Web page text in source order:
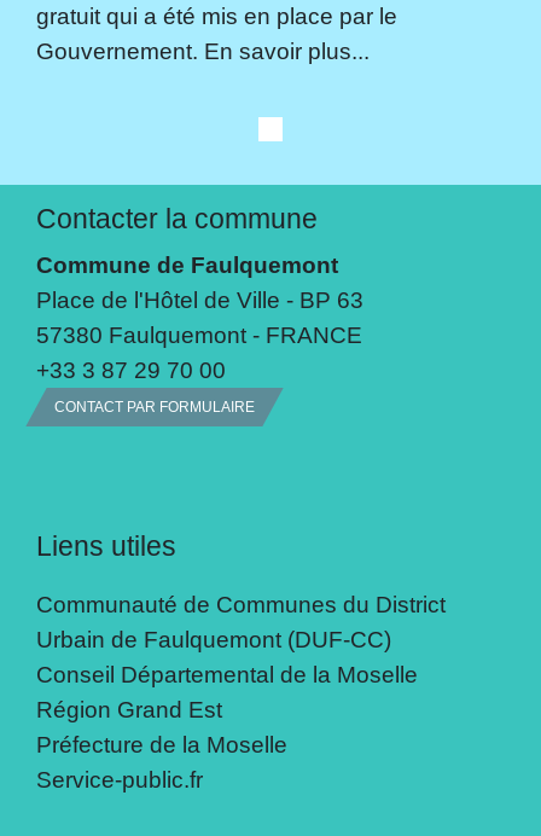
gratuit qui a été mis en place par le
Gouvernement. En savoir plus...
Contacter la commune
Commune de Faulquemont
Place de l'Hôtel de Ville - BP 63
57380 Faulquemont - FRANCE
+33 3 87 29 70 00
CONTACT PAR FORMULAIRE
Liens utiles
Communauté de Communes du District
Urbain de Faulquemont (DUF-CC)
Conseil Départemental de la Moselle
Région Grand Est
Préfecture de la Moselle
Service-public.fr